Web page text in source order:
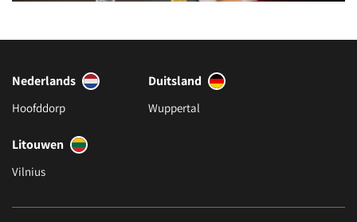
Nederlands
Hoofddorp
Duitsland
Wuppertal
Litouwen
Vilnius